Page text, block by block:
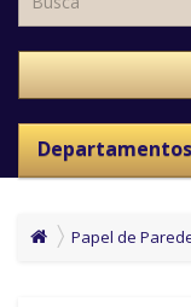
Departamentos
Papel de